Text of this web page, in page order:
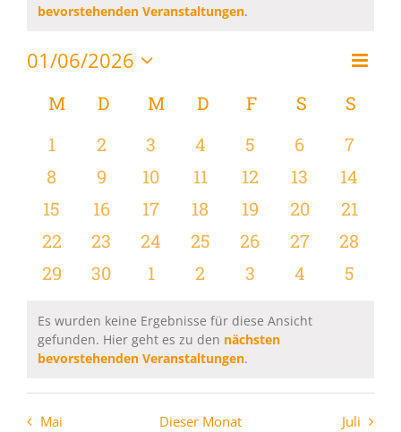
bevorstehenden Veranstaltungen.
Monat
01/06/2026
wählen.
Kalender
von
Veranstaltungen
MMONTAG
D DIENSTAG
MMITTWOCH
D DONNERSTAG
F FREITAG
S SAMSTAG
S
0
Veranstaltungen
1
0
Veranstaltungen
2
0
Veranstaltungen
3
0
Veranstaltungen
4
0
Veranstaltungen
5
0
6
0
7
0
Veranstaltungen
8
0
Veranstaltungen
9
0
Veranstaltungen
10
0
Veranstaltungen
11
0
Veranstaltungen
12
0
13
0
14
0
Veranstaltungen
15
0
Veranstaltungen
16
0
Veranstaltungen
17
0
Veranstaltungen
18
0
Veranstaltungen
19
0
20
0
21
0
Veranstaltungen
22
0
Veranstaltungen
23
0
Veranstaltungen
24
0
Veranstaltungen
25
0
Veranstaltungen
26
0
27
0
28
0
29
0
30
0
1
0
2
0
3
0
4
0
5
Hinweis
Es wurden keine Ergebnisse für diese Ansicht
gefunden. Hier geht es zu den nächsten
bevorstehenden Veranstaltungen.
Mai Dieser Monat Juli